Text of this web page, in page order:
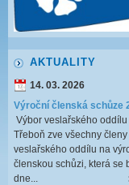
AKTUALITY
14. 03. 2026
Výroční členská schůze
Výbor veslařského oddílu
Třeboň zve všechny členy
veslařského oddílu na
členskou schůzi, která se
dne...